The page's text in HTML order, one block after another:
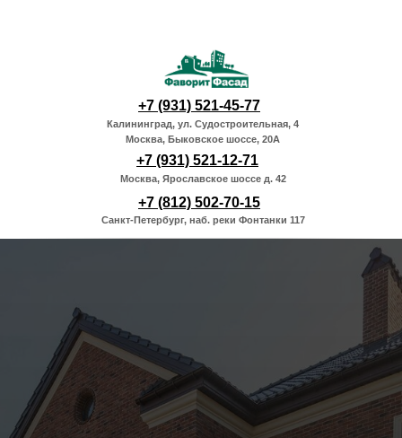
Санкт-Петербург, наб. реки Фонтанки 117
+7 (812) 502-70-15
Калининград, ул. Судостроительная, 4
Москва, Быковское шоссе, 20А
Москва, Ярославское шоссе д. 42
+7 (931) 521-12-71
+7 (931) 521-45-77